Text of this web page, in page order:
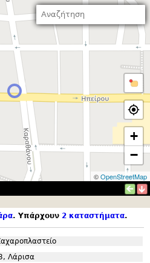
+
−
©OpenStreetMap
. Υπάρχουν 2 καταστήματα.
Λάρισα